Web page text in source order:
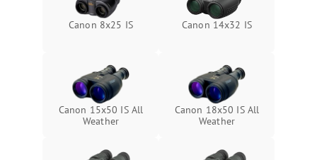
Canon 8x25 IS Canon 14x32 IS
Canon 15x50 IS All
Weather
Canon 18x50 IS All
Weather